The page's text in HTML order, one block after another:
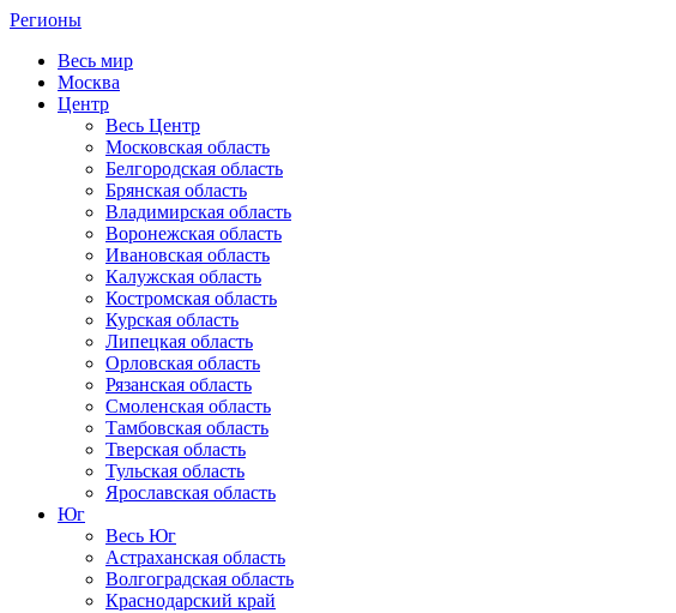
Регионы
Весь мир
Москва
Центр
Весь Центр
Московская область
Белгородская область
Брянская область
Владимирская область
Воронежская область
Ивановская область
Калужская область
Костромская область
Курская область
Липецкая область
Орловская область
Рязанская область
Смоленская область
Тамбовская область
Тверская область
Тульская область
Ярославская область
Юг
Весь Юг
Астраханская область
Волгоградская область
Краснодарский край